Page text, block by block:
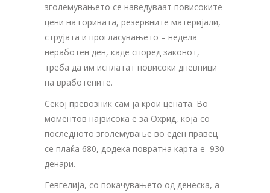
зголемувањето се наведуваат повисоките
цени на горивата, резервните материјали,
струјата и прогласувањето – недела
неработен ден, каде според законот,
треба да им исплатат повисоки дневници
на вработените.
Секој превозник сам ја крои цената. Во
моментов највисока е за Охрид, која со
последното зголемување во еден правец
се плаќа 680, додека повратна карта е 930
денари.
Гевгелија, со покачувањето од денеска, а